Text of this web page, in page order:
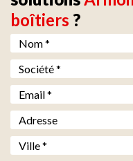
boîtiers ?
Nom * *
Société **
Email **
Adresse
Ville **